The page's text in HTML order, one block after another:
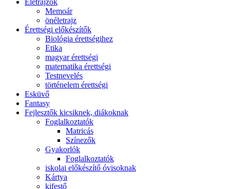
Életrajzok
Memoár
önéletrajz
Érettségi előkészítők
Biológia érettségihez
Etika
magyar érettségi
matematika érettségi
Testnevelés
történelem érettségi
Esküvő
Fantasy
Fejlesztők kicsiknek, diákoknak
Foglalkoztatók
Matricás
Színezők
Gyakorlók
Foglalkoztatók
iskolai előkészítő óvisoknak
Kártya
kifestő